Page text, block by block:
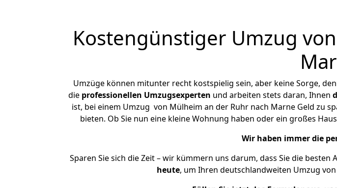
Kostengünstiger Umzug
Umzüge können mitunter recht kostspielig sein, aber keine Sorge,
die professionellen Umzugsexperten und arbeiten stets daran, Ihnen
ist, bei einem Umzug von Mülheim an der Ruhr nach Marne Geld zu
bieten. Ob Sie nun eine kleine Wohnung haben oder ein großes
Wir haben immer die
Sparen Sie sich die Zeit – wir kümmern uns darum, dass Sie die besten
heute, um Ihren deutschlandweiten Umzug